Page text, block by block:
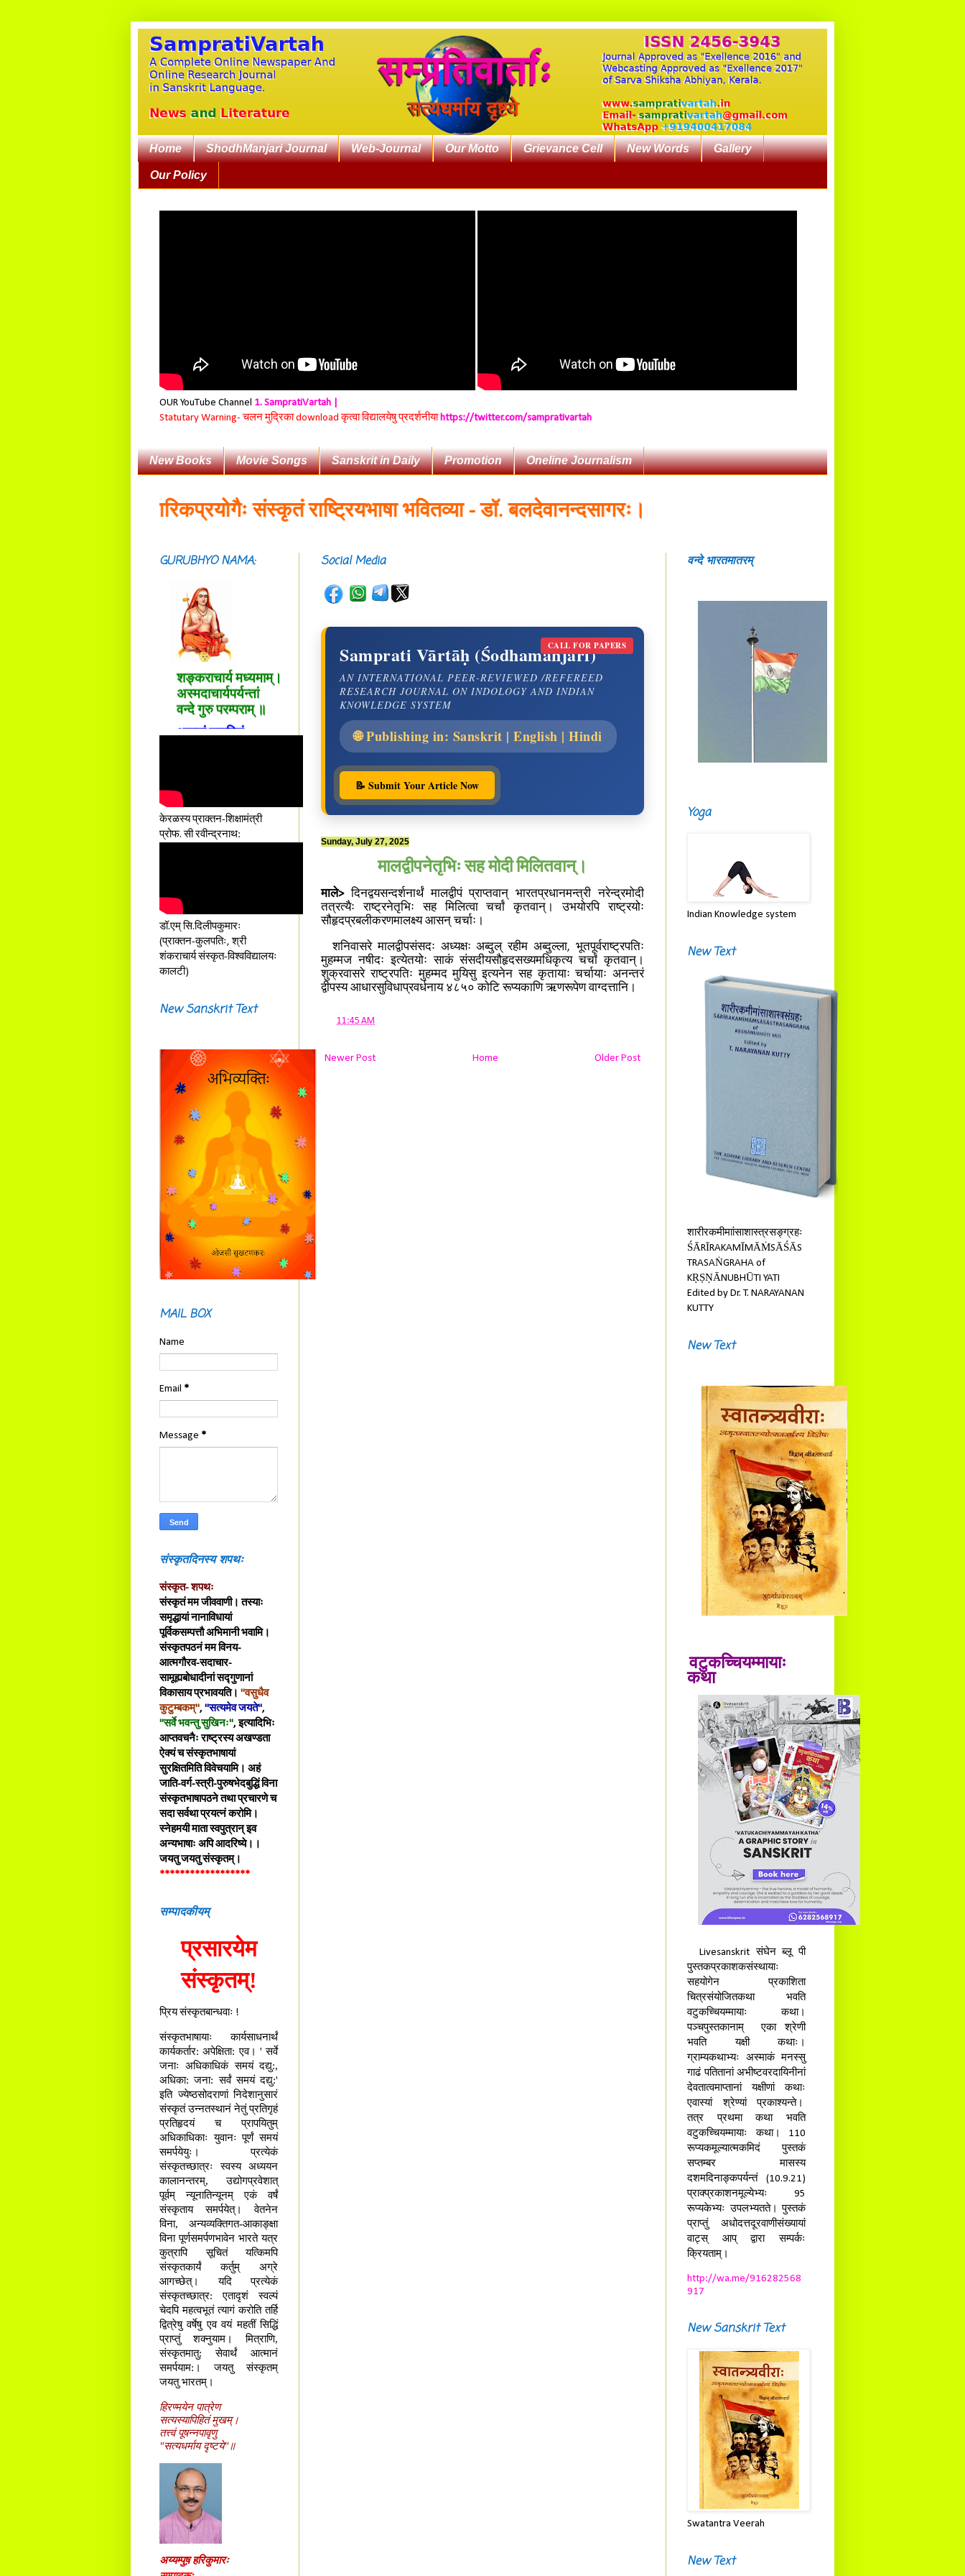
Home ShodhManjari Journal Web-Journal Our Motto Grievance Cell New Words Gallery
Our Policy
OUR YouTube Channel 1. SampratiVartah |
Statutary Warning- चलन मुद्रिका download कृत्वा विद्यालयेषु प्रदर्शनीयाhttps://twitter.com/samprativartah
New Books Movie Songs Sanskrit in Daily Promotion Oneline Journalism
व्यावहारिकप्रयोगैः संस्कृतं राष्ट्रियभाषा भवितव्या - डॉ. बलदेवानन्दसागरः।
Social Media
CALL FOR PAPERS
Samprati Vārtāḥ (Śodhamañjarī)
AN INTERNATIONAL PEER-REVIEWED /REFEREED
RESEARCH JOURNAL ON INDOLOGY AND INDIAN
KNOWLEDGE SYSTEM
🌐 Publishing in: Sanskrit | English | Hindi
📝 Submit Your Article Now
Sunday, July 27, 2025
मालद्वीपनेतृभिः सह मोदी मिलितवान्।
माले>दिनद्वयसन्दर्शनार्थं मालद्वीपं प्राप्तवान् भारतप्रधानमन्त्री नरेन्द्रमोदी
तत्रत्यैः राष्ट्रनेतृभिः सह मिलित्वा चर्चां कृतवान्। उभयोरपि राष्ट्रयोः
सौहृदप्रबलीकरणमालक्ष्य आसन् चर्चाः।
शनिवासरे मालद्वीपसंसदः अध्यक्षः अब्दुल् रहीम अब्दुल्ला, भूतपूर्वराष्ट्रपतिः
मुहम्मज नषीदः इत्येतयोः साकं संसदीयसौहृदसख्यमधिकृत्य चर्चां कृतवान्।
शुक्रवासरे राष्ट्रपतिः मुहम्मद मुयिसु इत्यनेन सह कृतायाः चर्चायाः अनन्तरं
द्वीपस्य आधारसुविधाप्रवर्धनाय ४८५० कोटि रूप्यकाणि ऋणरूपेण वाग्दत्तानि।
11:45 AM
Newer Post Older Post
Home
GURUBHYO NAMA:
सदाशिवसमारम्भां
शङ्कराचार्य मध्यमाम्।
अस्मदाचार्यपर्यन्तां
वन्दे गुरु परम्पराम् ॥
आस्तां तावदियं
प्रसूतिसमये दुर्वारशूलव्यथा
क्लेशस्य यस्याः क्षमो
दातुं निष्कृतिमुन्नतोऽपि
तनयस्तस्यैः जनन्यै
नमः॥–
केरळस्य प्राक्तन-शिक्षामंत्री
प्रोफ. सी रवीन्द्रनाथ:
डॉ.एम् सि.दिलीपकुमारः
(प्राक्तन-कुलपतिः, श्री
शंकराचार्य संस्कृत-विश्वविद्यालयः
कालटी)
New Sanskrit Text
MAIL BOX
Name
Email *
Message *
संस्कृतदिनस्य शपथः
संस्कृत- शपथः
संस्कृतं मम जीववाणी। तस्याः
समृद्धायां नानाविधायां
पूर्विकसम्पत्तौ अभिमानी भवामि।
संस्कृतपठनं मम विनय-
आत्मगौरव-सदाचार-
सामूह्यबोधादीनां सद्गुणानां
विकासाय प्रभावयति। "वसुधैव
कुटुम्बकम्", "सत्यमेव जयते",
"सर्वे भवन्तु सुखिनः", इत्यादिभिः
आप्तवचनैः राष्ट्रस्य अखण्डता
ऐक्यं च संस्कृतभाषायां
सुरक्षितमिति विवेचयामि। अहं
जाति-वर्ग-स्त्री-पुरुषभेदबुद्धिं विना
संस्कृतभाषापठने तथा प्रचारणे च
सदा सर्वथा प्रयत्नं करोमि।
स्नेहमयी माता स्वपुत्रान् इव
अन्यभाषाः अपि आदरिष्ये।।
जयतु जयतु संस्कृतम्।
******************
सम्पादकीयम्
प्रसारयेम
संस्कृतम्!
प्रिय संस्कृतबान्धवाः !
संस्कृतभाषायाः कार्यसाधनार्थं
कार्यकर्तार: अपेक्षिता: एव। ' सर्वे
जनाः अधिकाधिकं समयं दद्यु:,
अधिका: जना: सर्वं समयं दद्यु:'
इति ज्येष्ठसोदराणां निदेशानुसारं
संस्कृतं उन्नतस्थानं नेतुं प्रतिगृहं
प्रतिहृदयं च प्रापयितुम्
अधिकाधिकाः युवानः पूर्णं समयं
समर्पयेयुः। प्रत्येकं
संस्कृतच्छात्रः स्वस्य अध्ययन
कालानन्तरम्, उद्योगप्रवेशात्
पूर्वम् न्यूनातिन्यूनम् एकं वर्षं
संस्कृताय समर्पयेत्। वेतनेन
विना, अन्यव्यक्तिगत-आकाङ्क्षा
विना पूर्णसमर्पणभावेन भारते यत्र
कुत्रापि सूचितं यत्किमपि
संस्कृतकार्यं कर्तुम् अग्रे
आगच्छेत्। यदि प्रत्येकं
संस्कृतच्छात्र: एतादृशं स्वल्पं
चेदपि महत्वभूतं त्यागं करोति तर्हि
द्वित्रेषु वर्षेषु एव वयं महतीं सिद्धिं
प्राप्तुं शक्नुयाम। मित्राणि,
संस्कृतमातु: सेवार्थं आत्मानं
समर्पयाम:। जयतु संस्कृतम्
जयतु भारतम्।
हिरण्मयेन पात्रेण
सत्यस्यापिहितं मुखम्।
तत्त्वं पूषन्नपावृणु
"सत्यधर्माय दृष्टये"॥
अय्यम्पुष़ हरिकुमारः
वन्दे भारतमातरम्
Yoga
Indian Knowledge system
New Text
शारीरकमीमाांसाशास्त्रसङ्ग्रहः
ŚĀRĪRAKAMĪMĀṀSĀŚĀS
TRASAṄGRAHA of
KṚṢṆĀNUBHŪTI YATI
Edited by Dr. T. NARAYANAN
KUTTY
New Text
वटुकच्चियम्मायाः
कथा
Livesanskrit संघेन ब्लू पी
पुस्तकप्रकाशकसंस्थायाः
सहयोगेन प्रकाशिता
चित्रसंयोजितकथा भवति
वटुकच्चियम्मायाः कथा।
पञ्चपुस्तकानाम् एका श्रेणी
भवति यक्षी कथाः।
ग्राम्यकथाभ्यः अस्माकं मनस्सु
गाढं पतितानां अभीष्टवरदायिनीनां
देवतात्वमाप्तानां यक्षीणां कथाः
एवास्यां श्रेण्यां प्रकाश्यन्ते।
तत्र प्रथमा कथा भवति
वटुकच्चियम्मायाः कथा। 110
रूप्यकमूल्यात्मकमिदं पुस्तकं
सप्तम्बर मासस्य
दशमदिनाङ्कपर्यन्तं (10.9.21)
प्राक्प्रकाशनमूल्येभ्यः 95
रूप्यकेभ्यः उपलभ्यतते। पुस्तकं
प्राप्तुं अधोदत्तदूरवाणीसंख्यायां
वाट्स् आप् द्वारा सम्पर्कः
क्रियताम्।
http://wa.me/916282568
917
New Sanskrit Text
Swatantra Veerah
New Text